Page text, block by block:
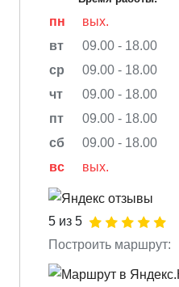
пн
вых.
вт
09.00 - 18.00
ср
09.00 - 18.00
чт
09.00 - 18.00
пт
09.00 - 18.00
сб
09.00 - 18.00
вс
вых.
5 из 5
Построить маршрут: